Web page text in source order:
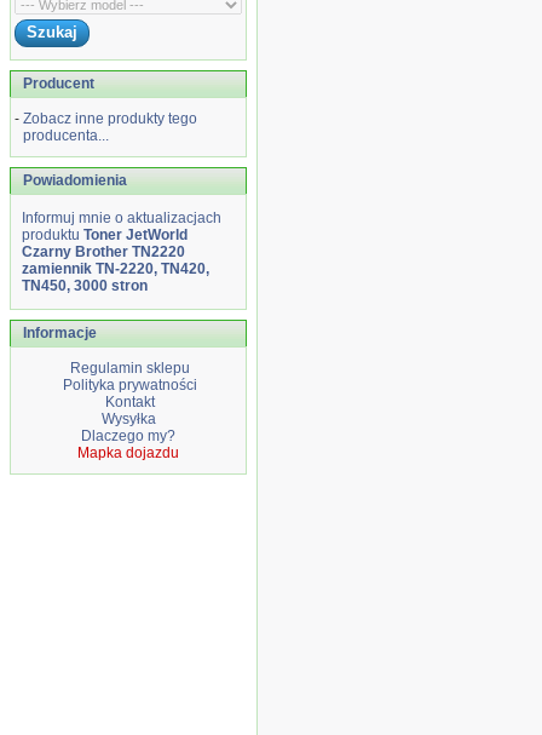
Producent
- Zobacz inne produkty tego
producenta...
Powiadomienia
Informuj mnie o aktualizacjach
produktu Toner JetWorld
Czarny Brother TN2220
zamiennik TN-2220, TN420,
TN450, 3000 stron
Informacje
Regulamin sklepu
Polityka prywatności
Kontakt
Wysyłka
Dlaczego my?
Mapka dojazdu